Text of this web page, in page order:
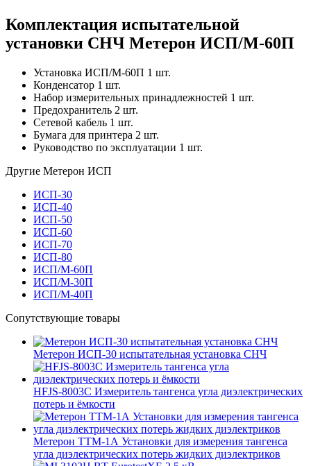
Комплектация испытательной
установки СНЧ Метерон ИСП/М-60П
Установка ИСП/М-60П 1 шт.
Конденсатор 1 шт.
Набор измерительных принадлежностей 1 шт.
Предохранитель 2 шт.
Сетевой кабель 1 шт.
Бумага для принтера 2 шт.
Руководство по эксплуатации 1 шт.
Другие Метерон ИСП
ИСП-30
ИСП-40
ИСП-50
ИСП-60
ИСП-70
ИСП-80
ИСП/М-60П
ИСП/М-30П
ИСП/М-40П
Сопутствующие товары
Метерон ИСП-30 испытательная установка СНЧ
HFJS-8003C Измеритель тангенса угла диэлектрических
потерь и ёмкости
Метерон ТТМ-1А Установки для измерения тангенса
угла диэлектрических потерь жидких диэлектриков